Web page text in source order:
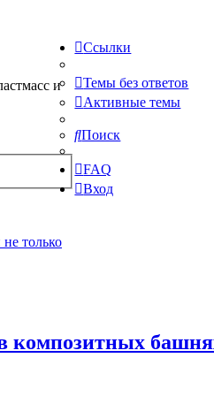
и
Ссылки
Темы без ответов
Активные темы
Поиск
FAQ
Вход
только
композитных